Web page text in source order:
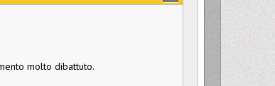
molto dibattuto.